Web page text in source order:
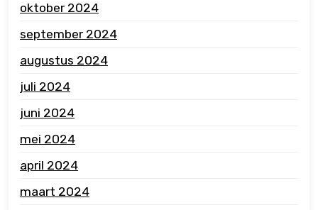
oktober 2024
september 2024
augustus 2024
juli 2024
juni 2024
mei 2024
april 2024
maart 2024